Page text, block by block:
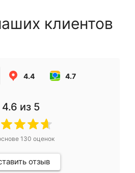
клиентов
4.4 4.7
4.6 из 5
130 оценок
отзыв